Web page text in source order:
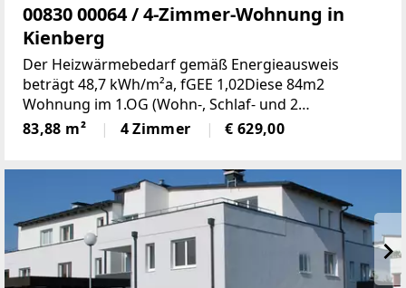
00830 00064 / 4-Zimmer-Wohnung in
Kienberg
Der Heizwärmebedarf gemäß Energieausweis
beträgt 48,7 kWh/m²a, fGEE 1,02Diese 84m2
Wohnung im 1.OG (Wohn-, Schlaf- und 2
Kinderzimmer, Küche, Bad, WC, Abstell- und
Vorraum, Loogia) befindet sich in einer ruhigen
83,88 m² 4 Zimmer € 629,00